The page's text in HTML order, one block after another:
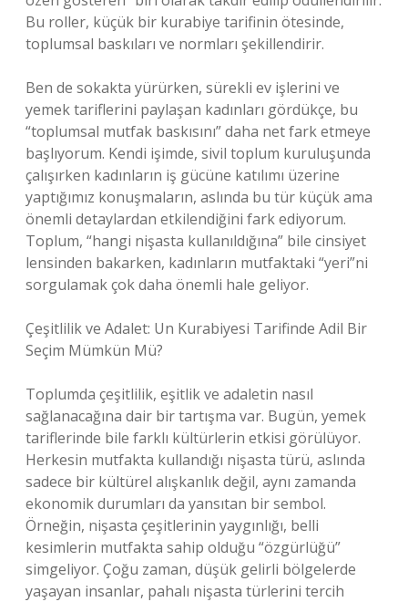
Bu roller, küçük bir kurabiye tarifinin ötesinde,
toplumsal baskıları ve normları şekillendirir.
Ben de sokakta yürürken, sürekli ev işlerini ve
yemek tariflerini paylaşan kadınları gördükçe, bu
“toplumsal mutfak baskısını” daha net fark etmeye
başlıyorum. Kendi işimde, sivil toplum kuruluşunda
çalışırken kadınların iş gücüne katılımı üzerine
yaptığımız konuşmaların, aslında bu tür küçük ama
önemli detaylardan etkilendiğini fark ediyorum.
Toplum, “hangi nişasta kullanıldığına” bile cinsiyet
lensinden bakarken, kadınların mutfaktaki “yeri”ni
sorgulamak çok daha önemli hale geliyor.
Çeşitlilik ve Adalet: Un Kurabiyesi Tarifinde Adil Bir
Seçim Mümkün Mü?
Toplumda çeşitlilik, eşitlik ve adaletin nasıl
sağlanacağına dair bir tartışma var. Bugün, yemek
tariflerinde bile farklı kültürlerin etkisi görülüyor.
Herkesin mutfakta kullandığı nişasta türü, aslında
sadece bir kültürel alışkanlık değil, aynı zamanda
ekonomik durumları da yansıtan bir sembol.
Örneğin, nişasta çeşitlerinin yaygınlığı, belli
kesimlerin mutfakta sahip olduğu “özgürlüğü”
simgeliyor. Çoğu zaman, düşük gelirli bölgelerde
yaşayan insanlar, pahalı nişasta türlerini tercih